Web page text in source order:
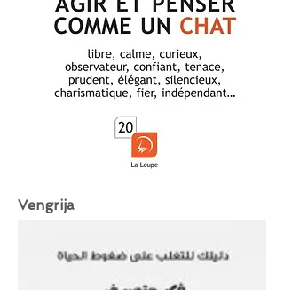
Vengrija